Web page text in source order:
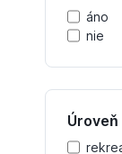
R-
AR
áno
nie
Úroveň